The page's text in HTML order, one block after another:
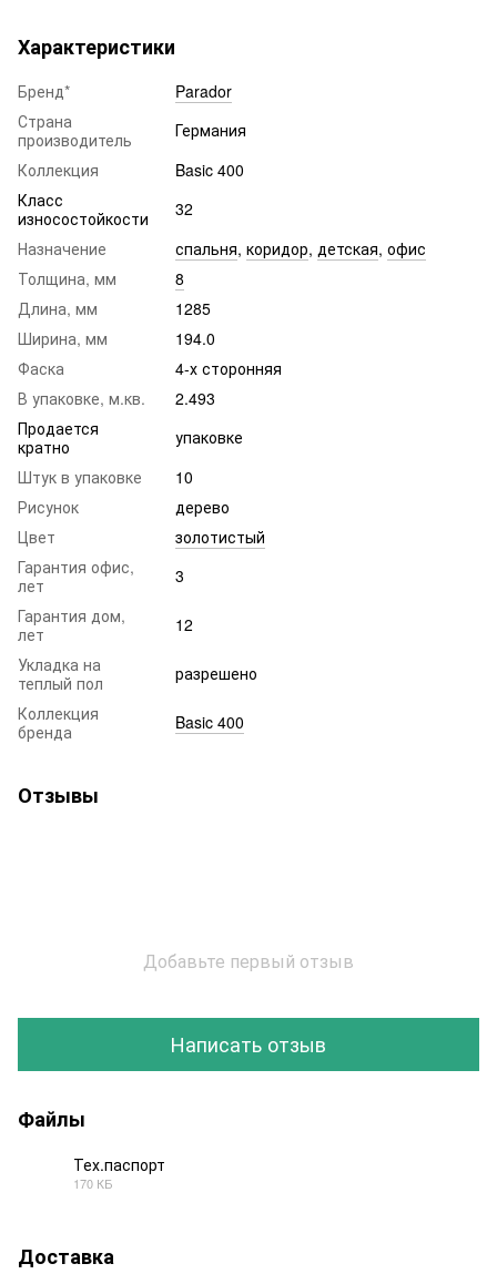
Характеристики
Бренд*
Parador
Страна
производитель
Германия
Коллекция
Basic 400
Класс
износостойкости
32
Назначение
спальня, коридор, детская, офис
Толщина, мм
8
Длина, мм
1285
Ширина, мм
194.0
Фаска
4-х сторонняя
В упаковке, м.кв.
2.493
Продается
кратно
упаковке
Штук в упаковке
10
Рисунок
дерево
Цвет
золотистый
Гарантия офис,
лет
3
Гарантия дом,
лет
12
Укладка на
теплый пол
разрешено
Коллекция
бренда
Basic 400
Отзывы
Добавьте первый отзыв
Написать отзыв
Файлы
Тех.паспорт
170 КБ
Доставка